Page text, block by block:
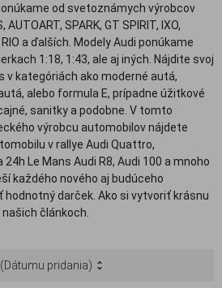
od svetoznámych výrobcov
SPARK, GT SPIRIT, IXO,
RIO a ďalších. Modely Audi ponúkame
1:18, 1:43, ale aj iných. Nájdite svoj
v kategóriách ako moderné autá,
alebo formula E, prípadne úžitkové
sanitky a podobne. V tomto
výrobcu automobilov nájdete
v rallye Audi Quattro,
Le Mans Audi R8, Audi 100 a mnoho
každého nového aj budúceho
darček. Ako si vytvoriť krásnu
článkoch.
(Dátumu pridania)